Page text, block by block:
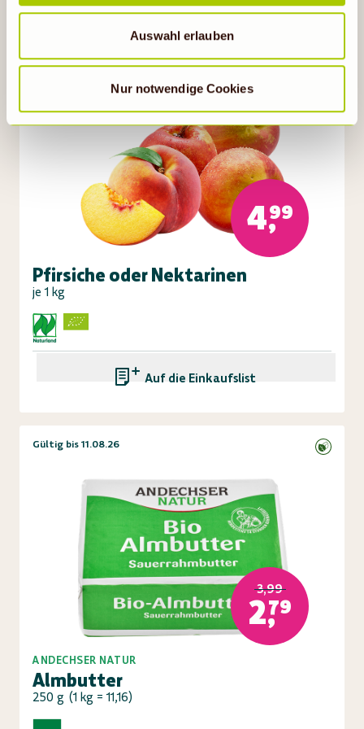
Wenn auf „Nur notwendige Cookies“ geklickt bzw.
statistische Cookies abgewählt werden, findet die
Auswahl erlauben
Nur notwendige Cookies
Gültig bis 11.08.26
4,99
Pfirsiche oder Nektarinen
je 1 kg
Auf die Einkaufsliste
Gültig bis 11.08.26
3,99
2,79
ANDECHSER NATUR
Almbutter
250 g (1 kg = 11,16)